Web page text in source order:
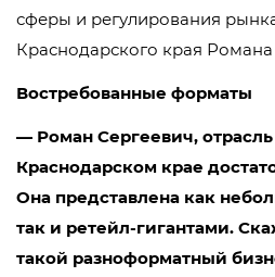
сферы и регулирования
Краснодарского края
Востребованные форматы
— Роман Сергеевич, отрасль
Краснодарском крае
Она представлена как
так и ретейл-гигантами.
такой разноформатный